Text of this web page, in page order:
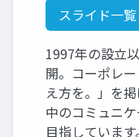
スライド一覧
1997年の設立
開。コーポレ
え方を。」を
中のコミュニ
目指していま